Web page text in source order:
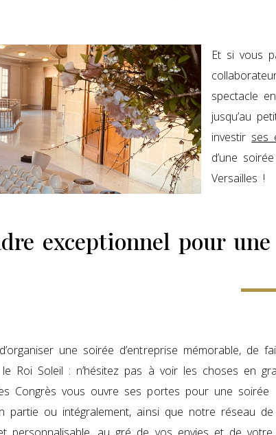
Et si vous
spectacle en
jusqu’au
investir ses
d’une
Versailles !
exceptionnel pour
une soirée d’entreprise mémorable,
Roi Soleil : n’hésitez pas à voir les choses en
Congrès vous ouvre ses portes pour une
partie ou intégralement, ainsi que notre réseau